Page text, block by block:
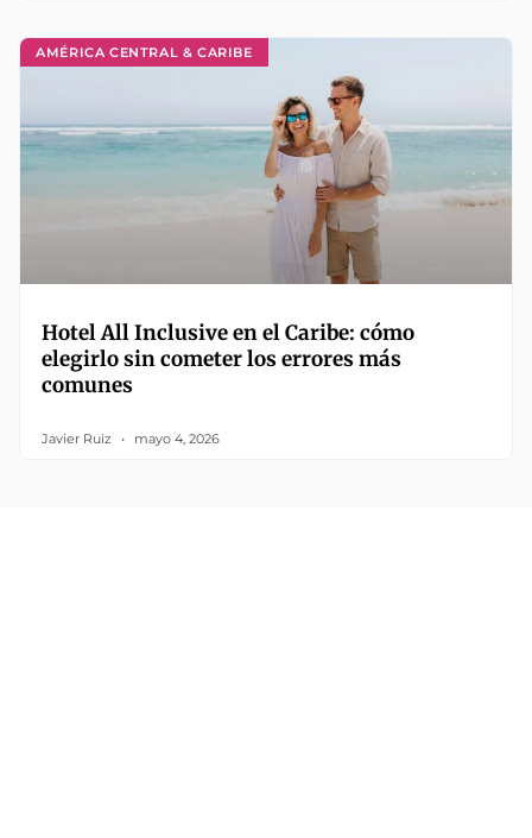
AMÉRICA CENTRAL & CARIBE
Hotel All Inclusive en el Caribe: cómo
elegirlo sin cometer los errores más
comunes
Javier Ruiz mayo 4, 2026